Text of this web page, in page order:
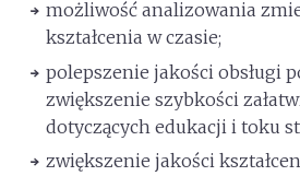
możliwość analizowania
kształcenia w czasie;
polepszenie jakości obsługi
zwiększenie szybkości
dotyczących edukacji i toku
zwiększenie jakości